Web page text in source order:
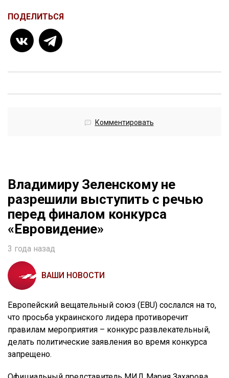
ПОДЕЛИТЬСЯ
Комментировать
Владимиру Зеленскому не
разрешили выступить с речью
перед финалом конкурса
«Евровидение»
3 года назад
ВАШИ НОВОСТИ
Европейский вещательный союз (EBU) сослался на то,
что просьба украинского лидера противоречит
правилам мероприятия – конкурс развлекательный,
делать политические заявления во время конкурса
запрещено.